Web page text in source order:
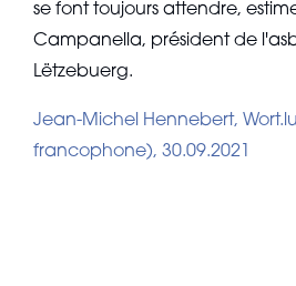
se font toujours attendre,
Campanella, président de
Lëtzebuerg.
Jean-Michel Hennebert,
francophone), 30.09.2021